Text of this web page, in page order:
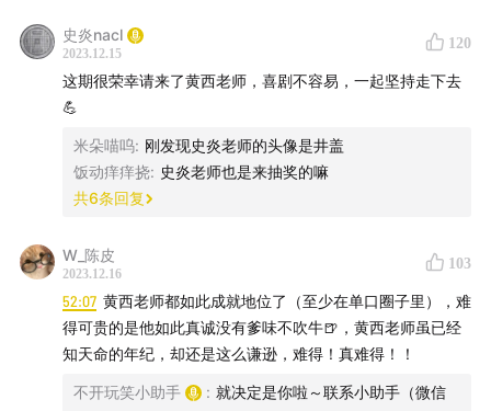
黄西老师的新书《脱口秀避难所》
史炎nacl
2023.12.15
120
这期很荣幸请来了黄西老师，喜剧不容易，一起坚持走下去
💪
米朵喵呜: 刚发现史炎老师的头像是井盖
饭动痒痒挠: 史炎老师也是来抽奖的嘛
共6条回复
W_陈皮
2023.12.16
103
52:07 黄西老师都如此成就地位了（至少在单口圈子里），难
得可贵的是他如此真诚没有爹味不吹牛🍺，黄西老师虽已经
知天命的年纪，却还是这么谦逊，难得！真难得！！
不开玩笑小助手 : 就决定是你啦～联系小助手（微信